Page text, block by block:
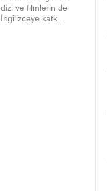
dizi ve filmlerin de
İngilizceye katk...